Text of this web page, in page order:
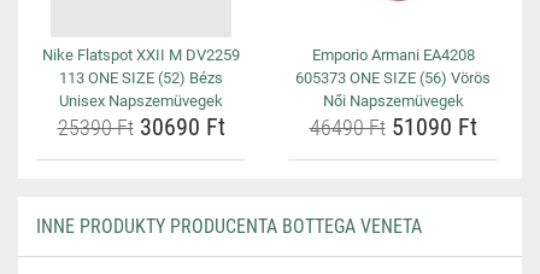
Nike Flatspot XXII M DV2259
113 ONE SIZE (52) Bézs
Unisex Napszemüvegek
25390 Ft30690 Ft
Emporio Armani EA4208
605373 ONE SIZE (56) Vörös
Női Napszemüvegek
46490 Ft51090 Ft
INNE PRODUKTY PRODUCENTA BOTTEGA VENETA